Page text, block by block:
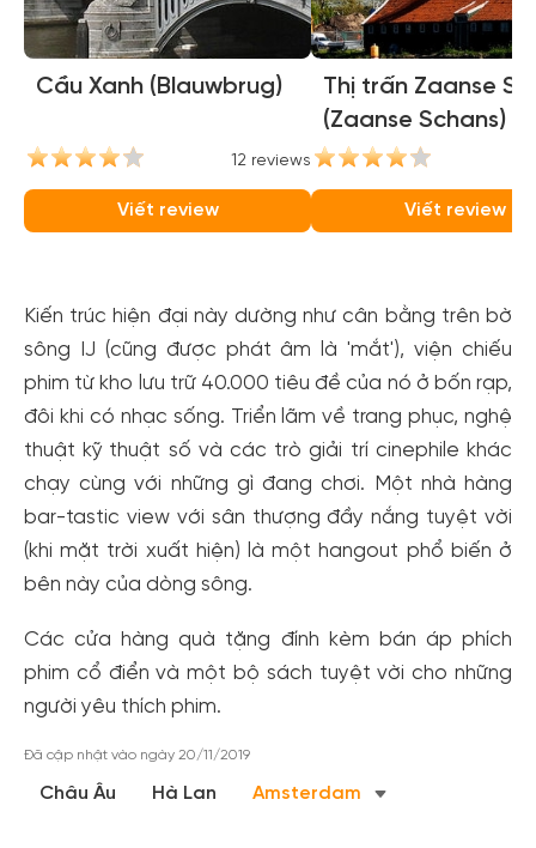
Cầu Xanh (Blauwbrug)
12 reviews
Viết review
Thị trấn Zaanse
(Zaanse Schans)
Viết review
Kiến trúc hiện đại này dường như cân bằng trên bờ
sông IJ (cũng được phát âm là 'mắt'), viện chiếu
phim từ kho lưu trữ 40.000 tiêu đề của nó ở bốn rạp,
đôi khi có nhạc sống. Triển lãm về trang phục, nghệ
thuật kỹ thuật số và các trò giải trí cinephile khác
chạy cùng với những gì đang chơi. Một nhà hàng
bar-tastic view với sân thượng đầy nắng tuyệt vời
(khi mặt trời xuất hiện) là một hangout phổ biến ở
bên này của dòng sông.
Các cửa hàng quà tặng đính kèm bán áp phích
phim cổ điển và một bộ sách tuyệt vời cho những
người yêu thích phim.
Đã cập nhật vào ngày 20/11/2019
Châu Âu Hà Lan Amsterdam
Tạo tài khoản nhanh - nhận nhiều ưu
Tạo tài khoản để có thểnhận ngay các ưu đãi
dành cho thành viên đến từ các đối tác của Gody.vn dành